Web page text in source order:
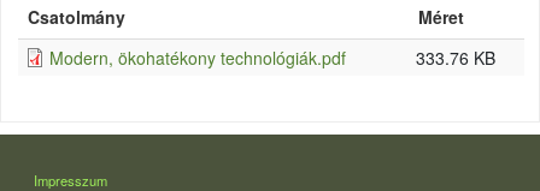
Csatolmány
Méret
Modern, ökohatékony technológiák.pdf
333.76 KB
LÁBLÉC
Impresszum